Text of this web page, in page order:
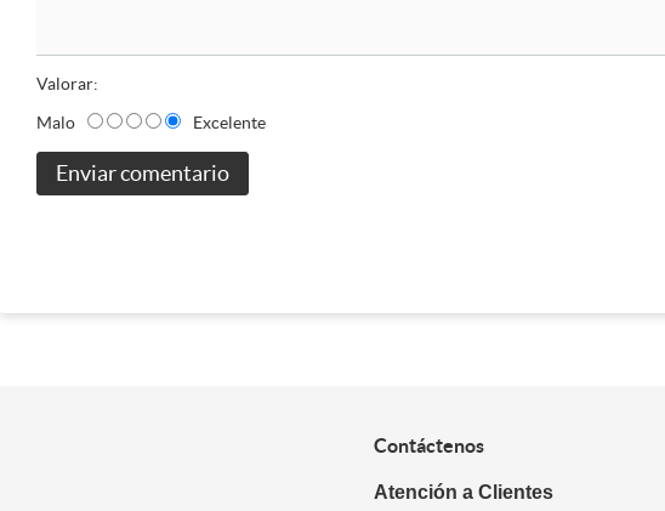
Valorar:
Malo
Excelente
Enviar comentario
Contáctenos
Atención a Clientes